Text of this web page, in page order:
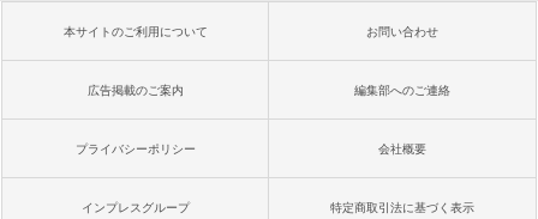
本サイトのご利用について お問い合わせ
広告掲載のご案内 編集部へのご連絡
プライバシーポリシー 会社概要
インプレスグループ 特定商取引法に基づく表示